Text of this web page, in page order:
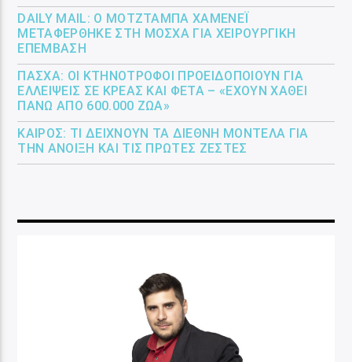
DAILY MAIL: Ο ΜΟΤΖΤΆΜΠΑ ΧΑΜΕΝΕΪ́
ΜΕΤΑΦΈΡΘΗΚΕ ΣΤΗ ΜΌΣΧΑ ΓΙΑ ΧΕΙΡΟΥΡΓΙΚΉ
ΕΠΈΜΒΑΣΗ
ΠΆΣΧΑ: ΟΙ ΚΤΗΝΟΤΡΌΦΟΙ ΠΡΟΕΙΔΟΠΟΙΟΎΝ ΓΙΑ
ΕΛΛΕΊΨΕΙΣ ΣΕ ΚΡΈΑΣ ΚΑΙ ΦΈΤΑ – «ΈΧΟΥΝ ΧΑΘΕΊ
ΠΆΝΩ ΑΠΌ 600.000 ΖΏΑ»
ΚΑΙΡΌΣ: ΤΙ ΔΕΊΧΝΟΥΝ ΤΑ ΔΙΕΘΝΉ ΜΟΝΤΈΛΑ ΓΙΑ
ΤΗΝ ΆΝΟΙΞΗ ΚΑΙ ΤΙΣ ΠΡΏΤΕΣ ΖΈΣΤΕΣ